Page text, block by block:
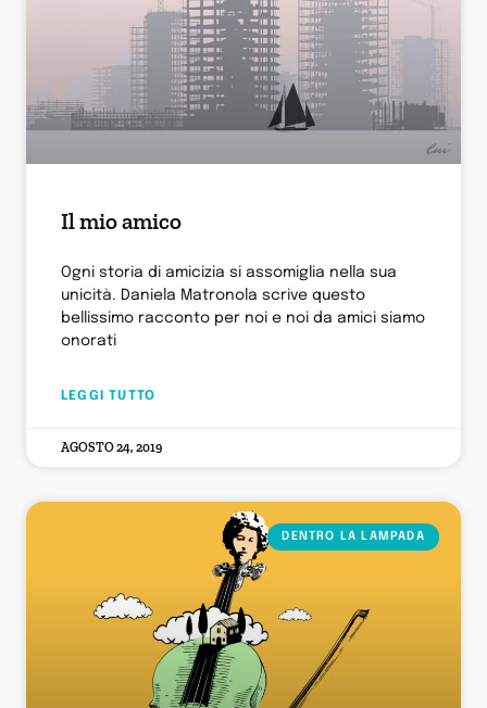
Il mio amico
Ogni storia di amicizia si assomiglia nella sua
unicità. Daniela Matronola scrive questo
bellissimo racconto per noi e noi da amici siamo
onorati
LEGGI TUTTO
AGOSTO 24, 2019
DENTRO LA LAMPADA